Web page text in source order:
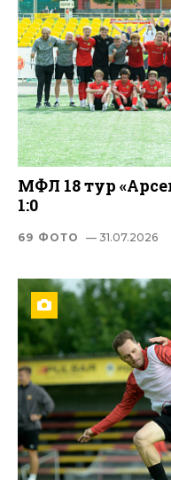
МФЛ 18 тур
1:0
69 ФОТО — 31.07.2026